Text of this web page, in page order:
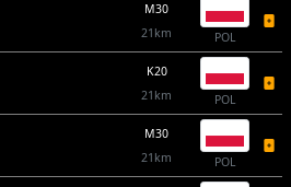
M30
21km
POL
K20
21km
POL
M30
21km
POL